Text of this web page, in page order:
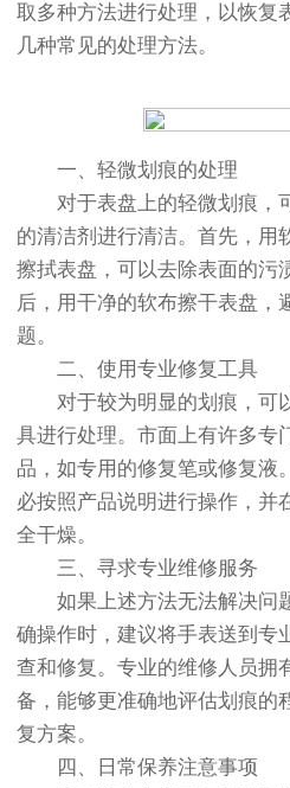
取多种方法进行处理，以恢复
几种常见的处理方法。
一、轻微划痕的处理
对于表盘上的轻微划痕，
的清洁剂进行清洁。首先，用
擦拭表盘，可以去除表面的污
后，用干净的软布擦干表盘，
题。
二、使用专业修复工具
对于较为明显的划痕，可
具进行处理。市面上有许多专
品，如专用的修复笔或修复液
必按照产品说明进行操作，并
全干燥。
三、寻求专业维修服务
如果上述方法无法解决问
确操作时，建议将手表送到专
查和修复。专业的维修人员拥
备，能够更准确地评估划痕的
复方案。
四、日常保养注意事项